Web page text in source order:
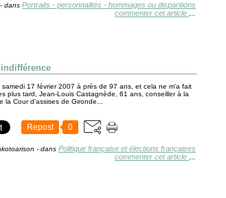
- dans Portraits - personnalités - hommages ou disparitions
commenter cet article
17 février 2007 à près de 97 ans, et cela ne m'a fait
plus tard, Jean-Louis Castagnède, 61 ans, conseiller à la
Cour d'assises de Gironde...
Repost 0
- dans Politique française et élections françaises
commenter cet article